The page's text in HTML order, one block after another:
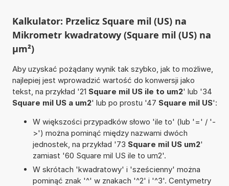
Kalkulator: Przelicz Square mil (US) na
Mikrometr kwadratowy (Square mil (US) na
µm²)
Aby uzyskać pożądany wynik tak szybko, jak to możliwe,
najlepiej jest wprowadzić wartość do konwersji jako
tekst, na przykład '21 Square mil US ile to um2' lub '34
Square mil US a um2' lub po prostu '47 Square mil US':
W większości przypadków słowo 'ile to' (lub '=' / '-
>') można pominąć między nazwami dwóch
jednostek, na przykład '73 Square mil US um2'
zamiast '60 Square mil US ile to um2'.
W skrótach 'kwadratowy' i 'sześcienny' można
pominąć znak '^' w znakach '^2' i '^3'. Centymetry